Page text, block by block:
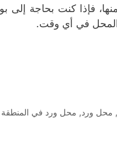
فإذا كنت بحاجة إلى
المحل في أي وقت.
, محل ورد, محل ورد في المنطقة